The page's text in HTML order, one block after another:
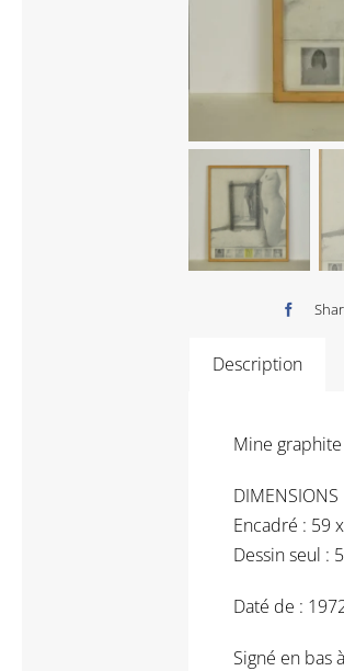
Description
Mine
DIMENSIONS
Encadré : 59
Dessin seul :
Daté de :
Signé en bas